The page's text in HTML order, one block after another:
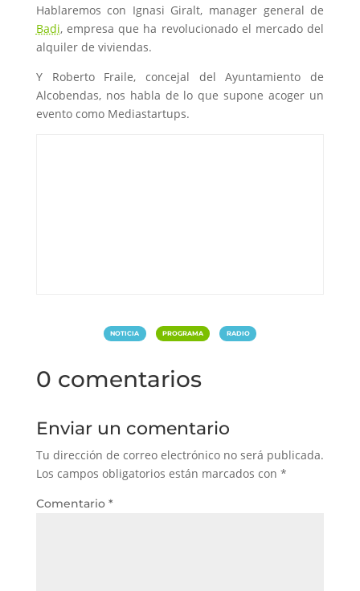
Hablaremos con Ignasi Giralt, manager general de
Badi, empresa que ha revolucionado el mercado del
alquiler de viviendas.
Y Roberto Fraile, concejal del Ayuntamiento de
Alcobendas, nos habla de lo que supone acoger un
evento como Mediastartups.
NOTICIA | PROGRAMA | RADIO
0 comentarios
Enviar un comentario
Tu dirección de correo electrónico no será publicada.
Los campos obligatorios están marcados con *
Comentario *